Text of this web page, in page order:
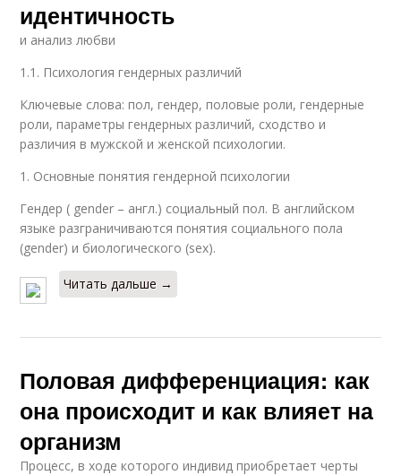
идентичность
и анализ любви
1.1. Психология гендерных различий
Ключевые слова: пол, гендер, половые роли, гендерные
роли, параметры гендерных различий, сходство и
различия в мужской и женской психологии.
1. Основные понятия гендерной психологии
Гендер ( gender – англ.) социальный пол. В английском
языке разграничиваются понятия социального пола
(gender) и биологического (sex).
Читать дальше →
Половая дифференциация: как
она происходит и как влияет на
организм
Процесс, в ходе которого индивид приобретает черты